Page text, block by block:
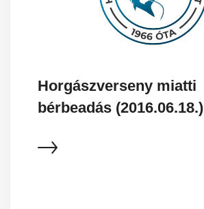
Horgászverseny miatti
bérbeadás (2016.06.18.)